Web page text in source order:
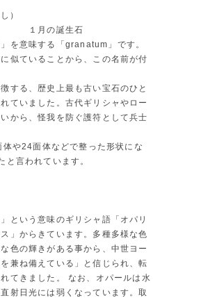
）
１月の誕生石
を意味する「granatum」です。
似ていることから、この名前が付
する、歴史上最も古い宝石のひと
ていました。古代ギリシャやロー
から、怪我を防ぐ護符として兵士
や24面体などで整った形状にな
と言われています。
という意味のギリシャ語「オパリ
」からきています。多種多様な色
色の輝きがある事から、中世ヨー
兼ね備えている」と信じられ、転
てきました。 なお、オパールは水
射日光には弱くなっています。取